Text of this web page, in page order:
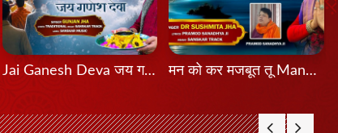
Jai Ganesh Deva जय गणेश देवा मन को कर मजबूत तू Mann Ko Kar Majboot Tu